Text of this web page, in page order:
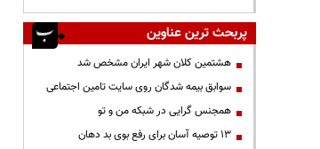
پربحث ترین عناوین
هشتمین کلان شهر ایران مشخص شد
سوابق بیمه شدگان روی سایت تامین اجتماعی
همجنس گرایی در شبکه من و تو
13 توصیه آسان برای رفع بوی بد دهان